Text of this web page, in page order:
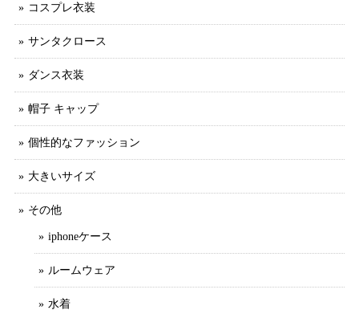
コスプレ衣装
サンタクロース
ダンス衣装
帽子 キャップ
個性的なファッション
大きいサイズ
その他
iphoneケース
ルームウェア
水着